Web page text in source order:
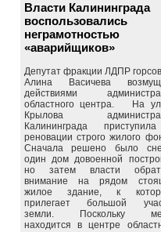
Власти Калининграда
воспользовались
неграмотностью
«аварийщиков»
Депутат фракции ЛДПР
Алина Васичева
действиями
областного центра. На
Крылова
Калининграда
реновации строго жилого
Сначала решено было
один дом довоенной
но затем власти
внимание на рядом
жилое здание, к
прилегает большой
земли. Поскольку
находится в центре